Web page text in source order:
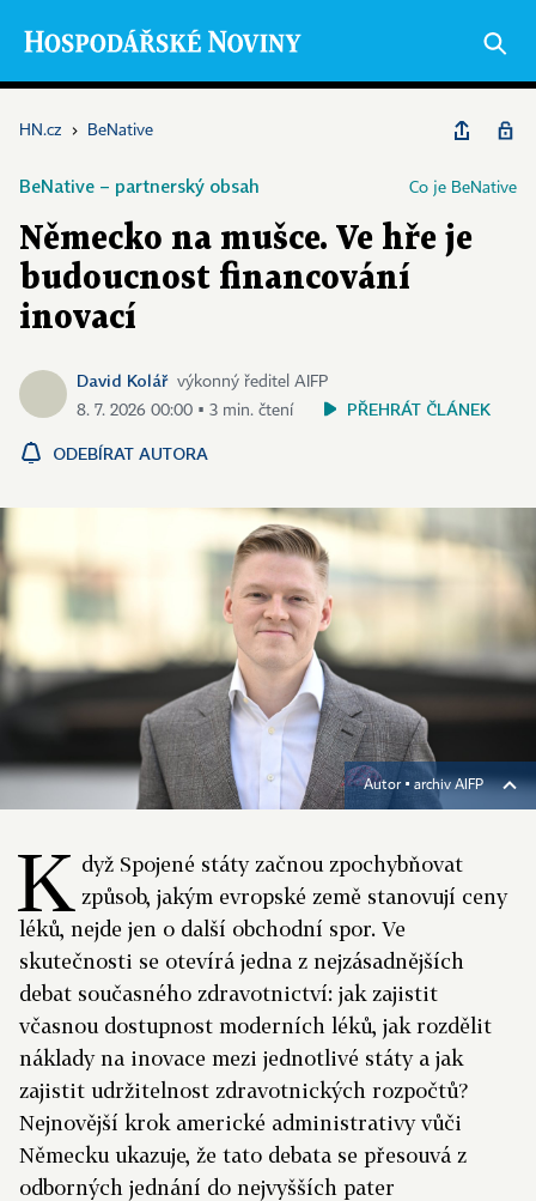
HN.cz › BeNative
BeNative – partnerský obsah Co je BeNative
Německo na mušce. Ve hře je
budoucnost financování
inovací
David Kolář výkonný ředitel AIFP
8. 7. 2026 00:00 ▪ 3 min. čtení
PŘEHRÁT ČLÁNEK
ODEBÍRAT AUTORA
Autor ▪ archiv AIFP
K dyž Spojené státy začnou zpochybňovat
způsob, jakým evropské země stanovují ceny
léků, nejde jen o další obchodní spor. Ve
skutečnosti se otevírá jedna z nejzásadnějších
debat současného zdravotnictví: jak zajistit
včasnou dostupnost moderních léků, jak rozdělit
náklady na inovace mezi jednotlivé státy a jak
zajistit udržitelnost zdravotnických rozpočtů?
Nejnovější krok americké administrativy vůči
Německu ukazuje, že tato debata se přesouvá z
odborných jednání do nejvyšších pater